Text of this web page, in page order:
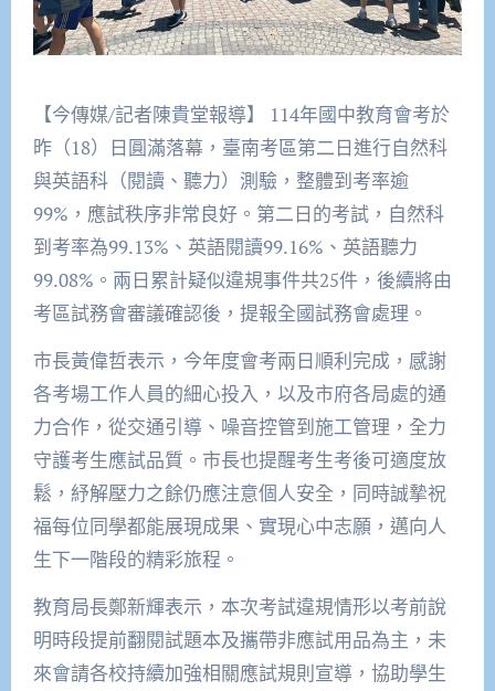
【今傳媒/記者陳貴堂報導】 114年國中教育會考於
昨（18）日圓滿落幕，臺南考區第二日進行自然科
與英語科（閱讀、聽力）測驗，整體到考率逾
99%，應試秩序非常良好。第二日的考試，自然科
到考率為99.13%、英語閱讀99.16%、英語聽力
99.08%。兩日累計疑似違規事件共25件，後續將由
考區試務會審議確認後，提報全國試務會處理。
市長黃偉哲表示，今年度會考兩日順利完成，感謝
各考場工作人員的細心投入，以及市府各局處的通
力合作，從交通引導、噪音控管到施工管理，全力
守護考生應試品質。市長也提醒考生考後可適度放
鬆，紓解壓力之餘仍應注意個人安全，同時誠摯祝
福每位同學都能展現成果、實現心中志願，邁向人
生下一階段的精彩旅程。
教育局長鄭新輝表示，本次考試違規情形以考前說
明時段提前翻閱試題本及攜帶非應試用品為主，未
來會請各校持續加強相關應試規則宣導，協助學生